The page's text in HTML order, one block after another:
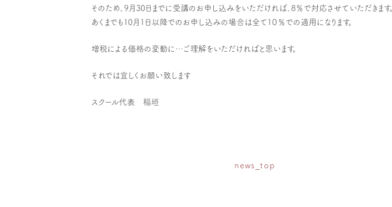
そのため、9月30日までに受講のお申し込みをいただければ、8％で対応させていただきます。
あくまでも10月1日以降でのお申し込みの場合は全て１０％での適用になります。
増税による価格の変動に…ご理解をいただければと思います。
それでは宜しくお願い致します
スクール代表 稲垣
news_top